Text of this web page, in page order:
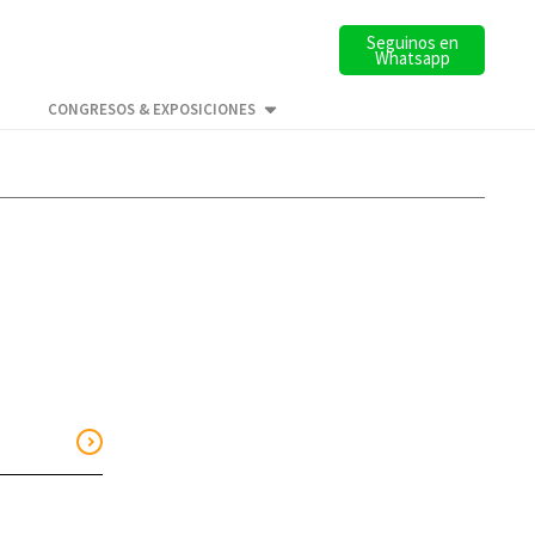
Seguinos en
Whatsapp
CONGRESOS & EXPOSICIONES